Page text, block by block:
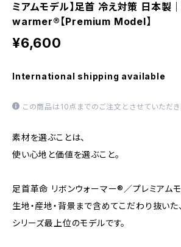
ミアムモデル】足首 冷え対策 日本
warmer®【Premium Model】
¥6,600
International shipping available
この商品は10点までのご注文とさせていただき
素材を選ぶことは、
使い心地と価値を選ぶこと。
足首革命 リボンウォーマー®／プレミアムモ
生地・産地・背景まで含めてこだわり抜いた、
シリーズ最上位のモデルです。